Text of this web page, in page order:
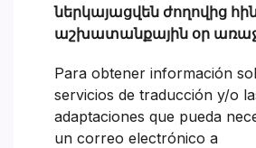
ներկայացվեն ժողովից
աշխատանքային օր
Para obtener información
servicios de traducción y/o
adaptaciones que pueda
un correo electrónico a